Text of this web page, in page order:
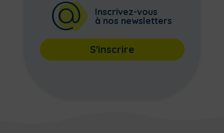
Inscrivez-vous
à nos newsletters
S'inscrire